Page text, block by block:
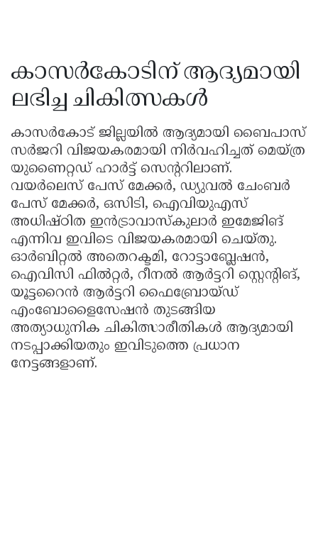
കാസർകോടിന് ആദ്യമായി
ലഭിച്ച ചികിത്സകൾ
കാസർകോട് ജില്ലയിൽ ആദ്യമായി ബൈപാസ്
സർജറി വിജയകരമായി നിർവഹിച്ചത് മെയ്ത്ര
യുണൈറ്റഡ് ഹാർട്ട് സെൻ്ററിലാണ്.
വയർലെസ് പേസ് മേക്കർ, ഡ്യുവൽ ചേംബർ
പേസ് മേക്കർ, ഒസിടി, ഐവിയുഎസ്
അധിഷ്ഠിത ഇൻട്രാവാസ്കുലാർ ഇമേജിങ്
എന്നിവ ഇവിടെ വിജയകരമായി ചെയ്തു.
ഓർബിറ്റൽ അതെറക്ടമി, റോട്ടാബ്ലേഷൻ,
ഐവിസി ഫിൽറ്റർ, റീനൽ ആർട്ടറി സ്റ്റെൻ്റിങ്,
യൂട്ടറൈൻ ആർട്ടറി ഫൈബ്രോയ്ഡ്
എംബോളൈസേഷൻ തുടങ്ങിയ
അത്യാധുനിക ചികിത്സാരീതികൾ ആദ്യമായി
നടപ്പാക്കിയതും ഇവിടുത്തെ പ്രധാന
നേട്ടങ്ങളാണ്.